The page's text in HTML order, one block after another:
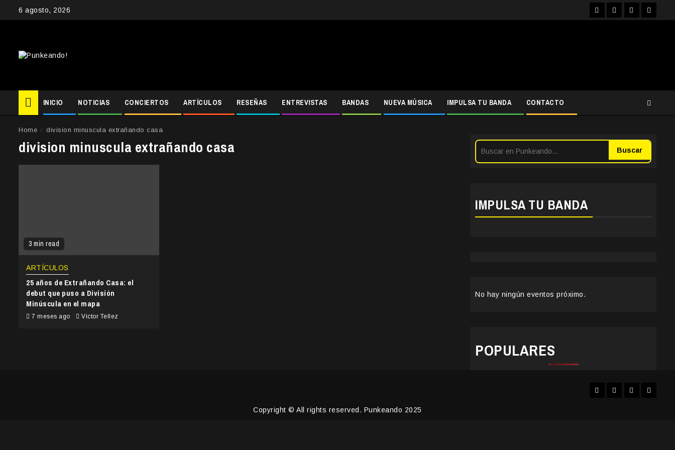
6 agosto, 2026 FacebookInstagram
YouTubeTwitter
INICIO NOTICIAS CONCIERTOS ARTÍCULOS RESEÑAS ENTREVISTAS BANDAS NUEVA MÚSICA IMPULSA TU BANDA CONTACTO
Home division minuscula extrañando casa
division minuscula extrañando casa
3 min read
ARTÍCULOS
25 años de Extrañando Casa: el
debut que puso a División
Minúscula en el mapa
7 meses ago Victor Tellez
Buscar
IMPULSA TU BANDA
No hay ningún eventos próximo.
POPULARES
FacebookInstagram
YouTubeTwitter
Copyright © All rights reserved. Punkeando 2025